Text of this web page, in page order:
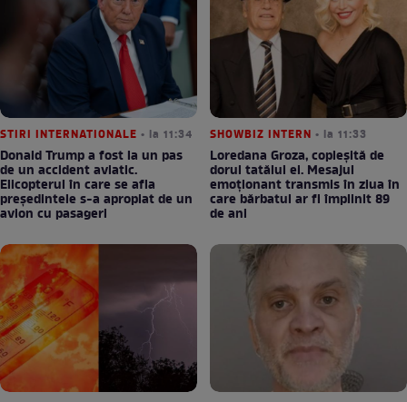
STIRI INTERNATIONALE • la 11:34
Donald Trump a fost la un pas
de un accident aviatic.
Elicopterul în care se afla
președintele s-a apropiat de un
avion cu pasageri
SHOWBIZ INTERN • la 11:33
Loredana Groza, copleșită de
dorul tatălui ei. Mesajul
emoționant transmis în ziua în
care bărbatul ar fi împlinit 89
de ani